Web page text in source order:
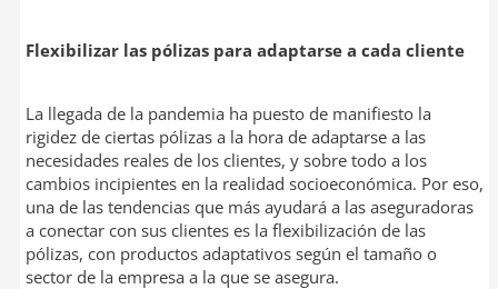
Flexibilizar las pólizas para adaptarse a cada cliente
La llegada de la pandemia ha puesto de manifiesto la
rigidez de ciertas pólizas a la hora de adaptarse a las
necesidades reales de los clientes, y sobre todo a los
cambios incipientes en la realidad socioeconómica. Por eso,
una de las tendencias que más ayudará a las aseguradoras
a conectar con sus clientes es la flexibilización de las
pólizas, con productos adaptativos según el tamaño o
sector de la empresa a la que se asegura.